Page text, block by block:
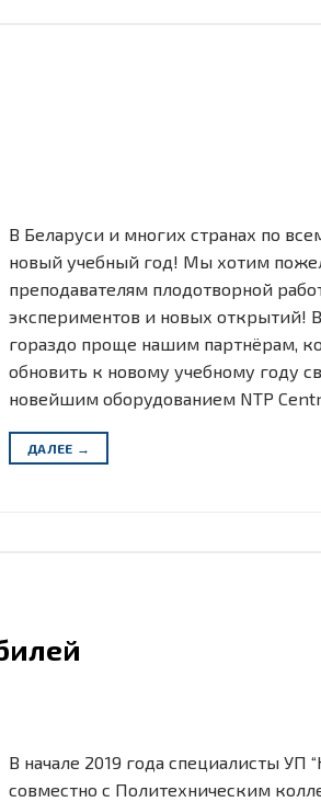
В Беларуси и многих странах по
новый учебный год! Мы хотим
преподавателям плодотворной
экспериментов и новых открытий!
гораздо проще нашим партнёрам,
обновить к новому учебному году
новейшим оборудованием NTP
ДАЛЕЕ →
В начале 2019 года специалисты УП
совместно с Политехническим